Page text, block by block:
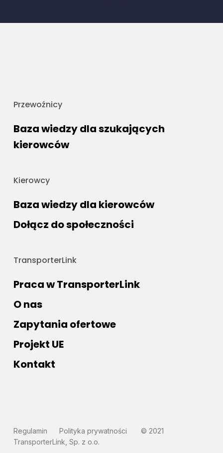
Przewoźnicy
Baza wiedzy dla szukających
kierowców
Kierowcy
Baza wiedzy dla kierowców
Dołącz do społeczności
TransporterLink
Praca w TransporterLink
O nas
Zapytania ofertowe
Projekt UE
Kontakt
Regulamin Polityka prywatności © 2021
TransporterLink, Sp. z o.o.